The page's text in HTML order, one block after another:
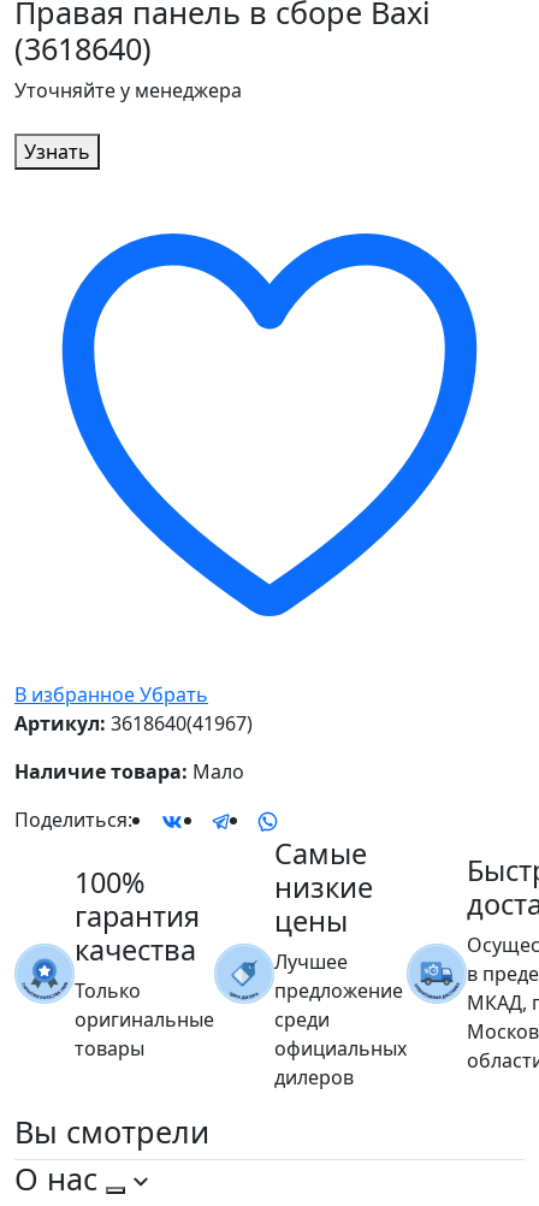
Правая панель в сборе Baxi
(3618640)
Уточняйте у менеджера
Узнать
В избранноеУбрать
Артикул: 3618640(41967)
Наличие товара: Мало
Поделиться:
100%
гарантия
качества
Только
оригинальные
товары
Самые
низкие
цены
Лучшее
предложение
среди
официальных
дилеров
в
МКАД,
Вы смотрели
О нас